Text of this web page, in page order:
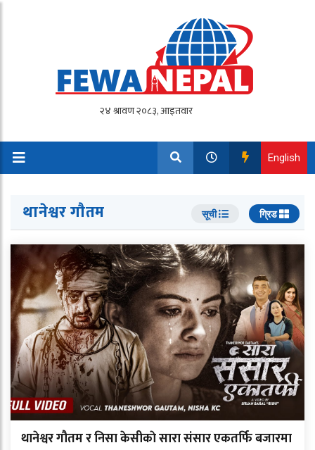
English
थानेश्वर गाैतम सूची ग्रिड
थानेश्वर गौतम र निसा केसीकाे सारा संसार एकतर्फि बजारमा